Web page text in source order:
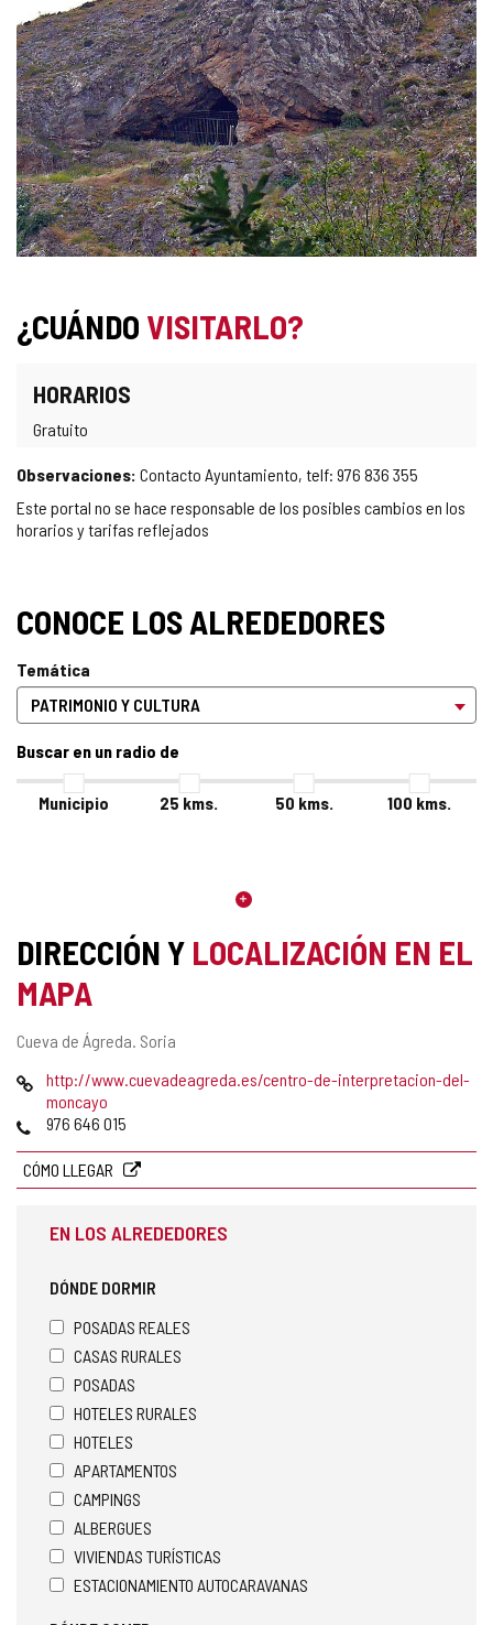
¿CUÁNDO VISITARLO?
HORARIOS
Gratuito
Observaciones: Contacto Ayuntamiento, telf: 976 836 355
Este portal no se hace responsable de los posibles cambios en los
horarios y tarifas reflejados
CONOCE LOS ALREDEDORES
Temática
Buscar en un radio de
Municipio 25 kms. 50 kms. 100 kms.
DIRECCIÓN Y LOCALIZACIÓN EN EL
MAPA
Dirección
Cueva de Ágreda. Soria
Página
Web
http://www.cuevadeagreda.es/centro-de-interpretacion-del-
moncayo
Teléfonos
976 646 015
CÓMO LLEGAR
EN LOS ALREDEDORES
DÓNDE DORMIR
POSADAS REALES
CASAS RURALES
POSADAS
HOTELES RURALES
HOTELES
APARTAMENTOS
CAMPINGS
ALBERGUES
VIVIENDAS TURÍSTICAS
ESTACIONAMIENTO AUTOCARAVANAS